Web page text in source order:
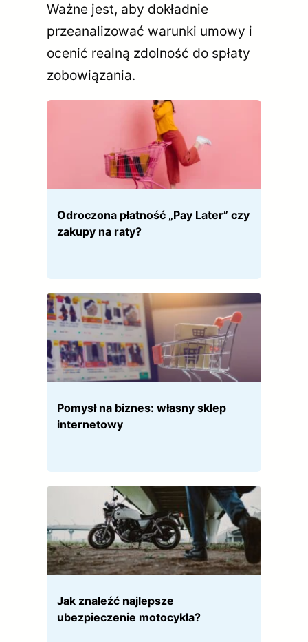
Ważne jest, aby dokładnie
przeanalizować warunki umowy i
ocenić realną zdolność do spłaty
zobowiązania.
Odroczona płatność „Pay Later” czy
zakupy na raty?
Pomysł na biznes: własny sklep
internetowy
Jak znaleźć najlepsze
ubezpieczenie motocykla?